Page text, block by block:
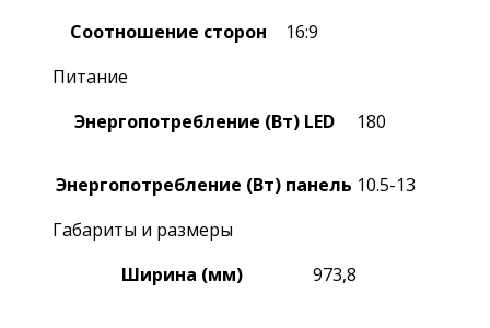
Соотношение сторон
16:9
Питание
Энергопотребление (Вт) LED
180
Энергопотребление (Вт) панель 10.5-13
Габариты и размеры
Ширина (мм)
973,8